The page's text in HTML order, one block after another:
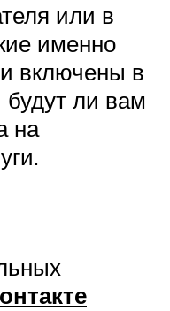
или в
именно
включены в
ли вам
на